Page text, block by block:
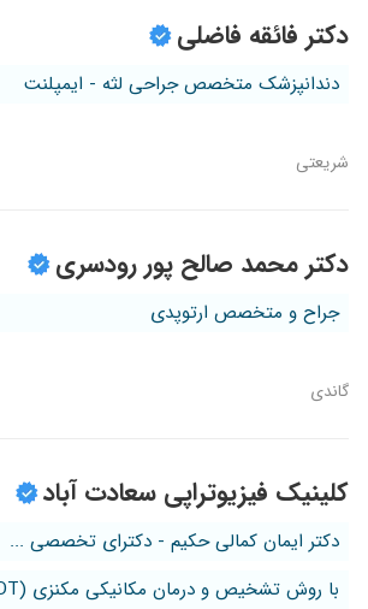
دکتر فائقه فاضلی
دندانپزشک متخصص جراحی لثه - ایمپلنت
شریعتی
دکتر محمد صالح پور رودسری
جراح و متخصص ارتوپدی
گاندی
کلینیک فیزیوتراپی سعادت آباد
دکتر ایمان کمالی حکیم - دکترای تخصصی ...
با روش تشخیص و درمان مکانیکی مکنزی (MDT)